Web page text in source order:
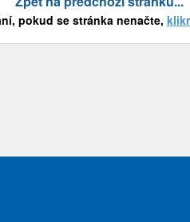
pokud se stránka nenačte,